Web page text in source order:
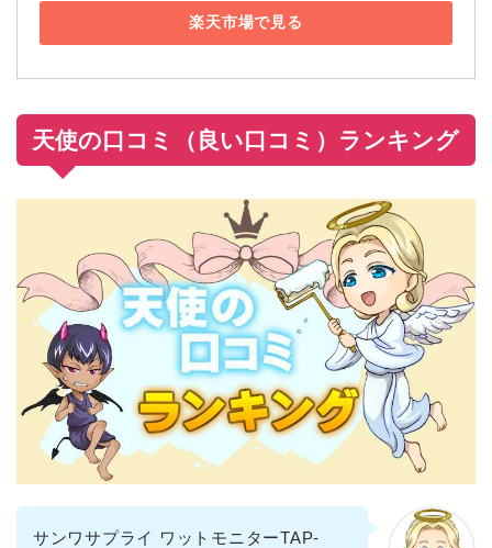
楽天市場で見る
天使の口コミ（良い口コミ）ランキング
サンワサプライ ワットモニターTAP-